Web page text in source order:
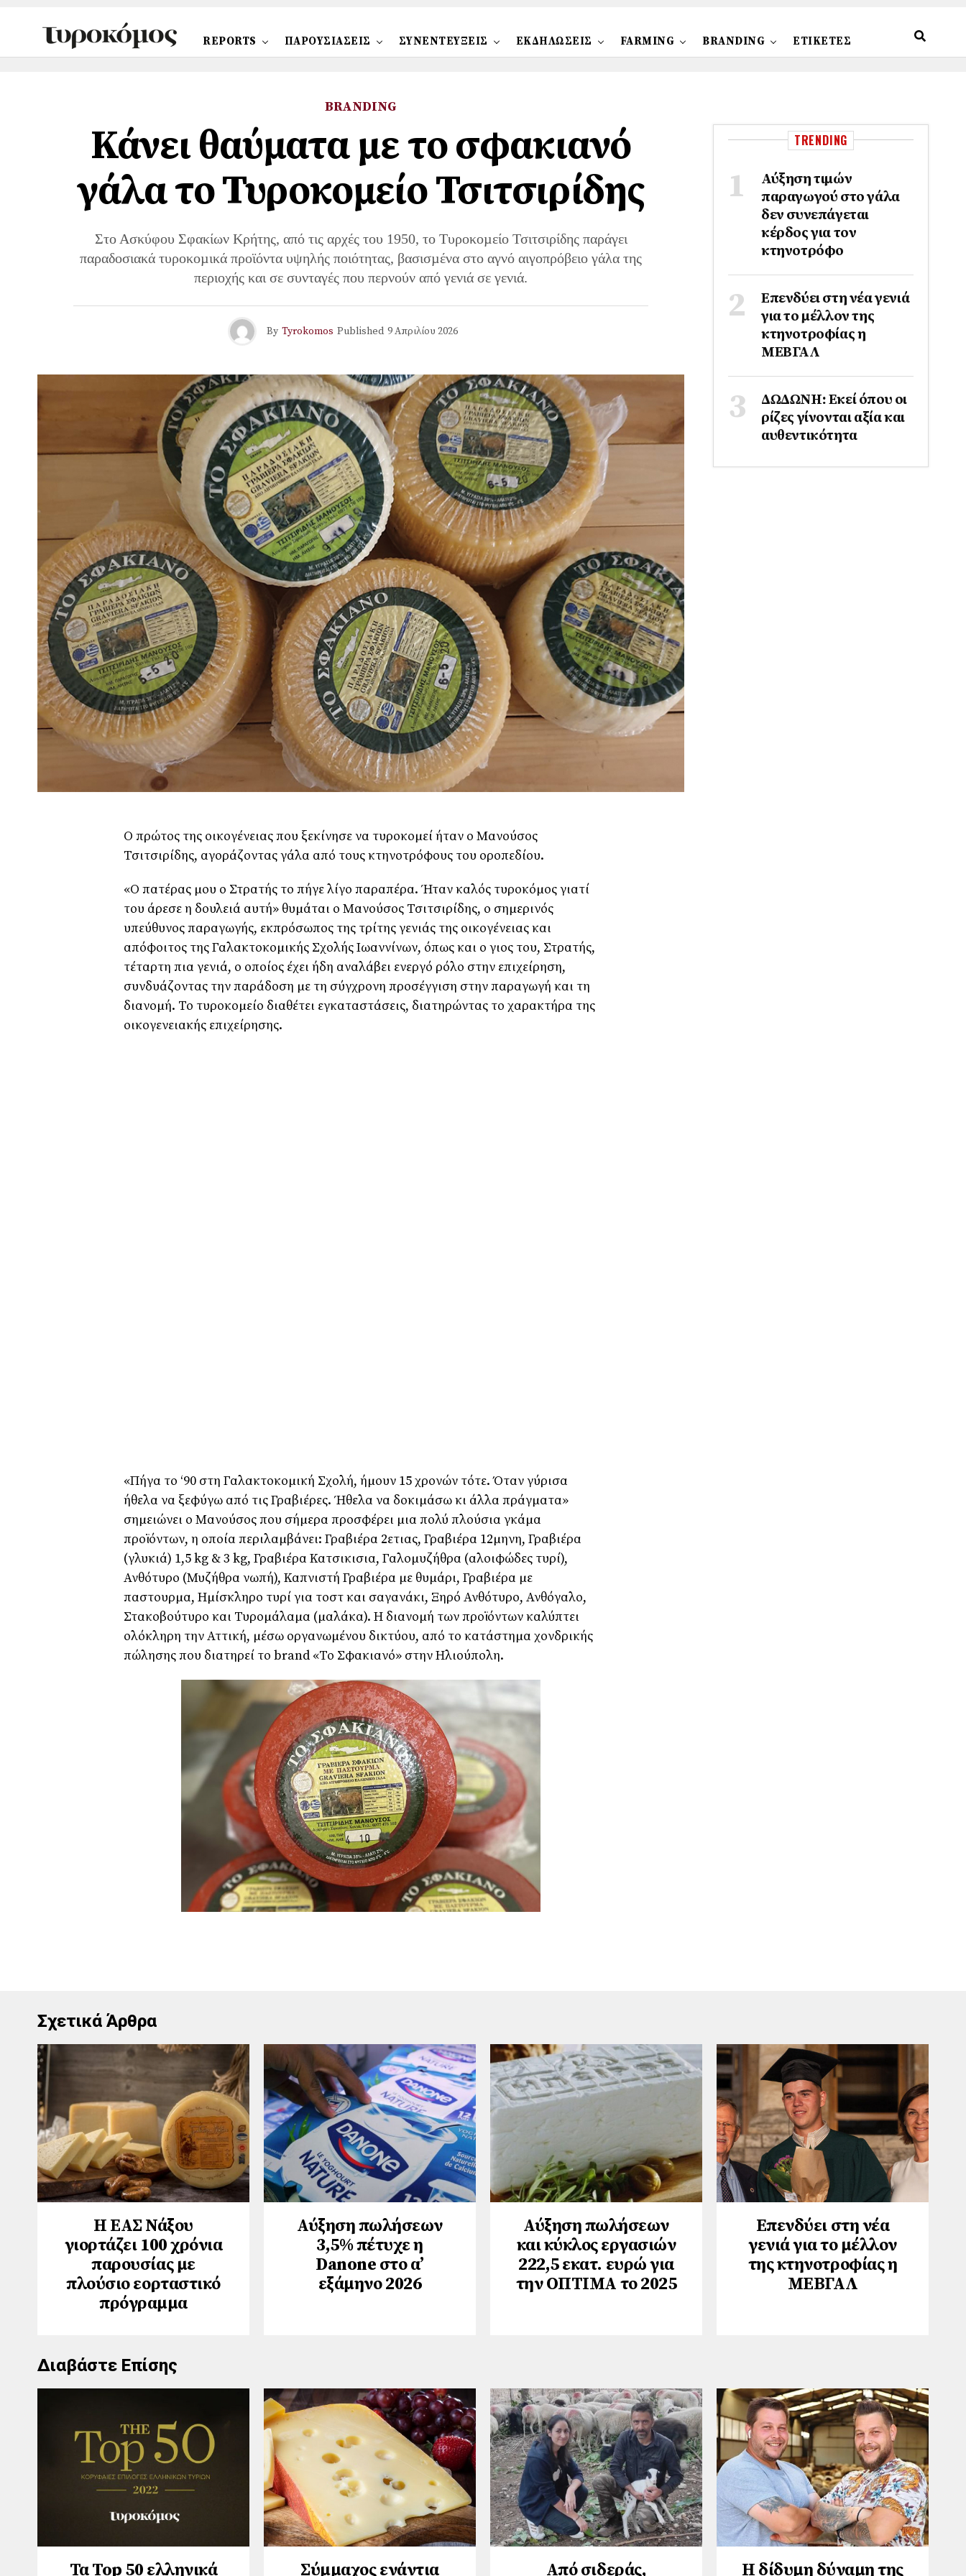
REPORTS ΠΑΡΟΥΣΙΑΣΕΙΣ ΣΥΝΕΝΤΕΥΞΕΙΣ ΕΚΔΗΛΩΣΕΙΣ FARMING BRANDING ΕΤΙΚΕΤΕΣ
BRANDING
Κάνει θαύματα με το σφακιανό
γάλα το Τυροκομείο Τσιτσιρίδης
Στο Ασκύφου Σφακίων Κρήτης, από τις αρχές του 1950, το Τυροκοµείο Τσιτσιρίδης παράγει
παραδοσιακά τυροκοµικά προϊόντα υψηλής ποιότητας, βασισµένα στο αγνό αιγοπρόβειο γάλα της
περιοχής και σε συνταγές που περνούν από γενιά σε γενιά.
By Tyrokomos Published 9 Απριλίου 2026
Ο πρώτος της οικογένειας που ξεκίνησε να τυροκοµεί ήταν ο Mανούσος
Τσιτσιρίδης, αγοράζοντας γάλα από τους κτηνοτρόφους του οροπεδίου.
«Ο πατέρας µου ο Στρατής το πήγε λίγο παραπέρα. Ήταν καλός τυροκόµος γιατί
του άρεσε η δουλειά αυτή» θυµάται ο Μανούσος Τσιτσιρίδης, ο σηµερινός
υπεύθυνος παραγωγής, εκπρόσωπος της τρίτης γενιάς της οικογένειας και
απόφοιτος της Γαλακτοκοµικής Σχολής Ιωαννίνων, όπως και ο γιος του, Στρατής,
τέταρτη πια γενιά, ο οποίος έχει ήδη αναλάβει ενεργό ρόλο στην επιχείρηση,
συνδυάζοντας την παράδοση µε τη σύγχρονη προσέγγιση στην παραγωγή και τη
διανοµή. Το τυροκοµείο διαθέτει εγκαταστάσεις, διατηρώντας το χαρακτήρα της
οικογενειακής επιχείρησης.
«Πήγα το ‘90 στη Γαλακτοκοµική Σχολή, ήµουν 15 χρονών τότε. Όταν γύρισα
ήθελα να ξεφύγω από τις Γραβιέρες. Ήθελα να δοκιµάσω κι άλλα πράγµατα»
σηµειώνει ο Μανούσος που σήµερα προσφέρει µια πολύ πλούσια γκάµα
προϊόντων, η οποία περιλαµβάνει: Γραβιέρα 2ετιας, Γραβιέρα 12µηνη, Γραβιέρα
(γλυκιά) 1,5 kg & 3 kg, Γραβιέρα Κατσικισια, Γαλοµυζήθρα (αλοιφώδες τυρί),
Ανθότυρο (Μυζήθρα νωπή), Καπνιστή Γραβιέρα µε θυµάρι, Γραβιέρα µε
παστουρµα, Ηµίσκληρο τυρί για τοστ και σαγανάκι, Ξηρό Ανθότυρο, Ανθόγαλο,
Στακοβούτυρο και Τυροµάλαµα (µαλάκα). Η διανοµή των προϊόντων καλύπτει
ολόκληρη την Αττική, µέσω οργανωµένου δικτύου, από το κατάστηµα χονδρικής
πώλησης που διατηρεί το brand «Το Σφακιανό» στην Ηλιούπολη.
TRENDING
Αύξηση τιμών
παραγωγού στο γάλα
δεν συνεπάγεται
κέρδος για τον
κτηνοτρόφο
Επενδύει στη νέα γενιά
για το μέλλον της
κτηνοτροφίας η
ΜΕΒΓΑΛ
ΔΩΔΩΝΗ: Εκεί όπου οι
ρίζες γίνονται αξία και
αυθεντικότητα
Σχετικά Άρθρα
Η ΕΑΣ Νάξου
γιορτάζει 100 χρόνια
παρουσίας με
πλούσιο εορταστικό
πρόγραμμα
Αύξηση πωλήσεων
3,5% πέτυχε η
Danone στο α’
εξάμηνο 2026
Αύξηση πωλήσεων
και κύκλος εργασιών
222,5 εκατ. ευρώ για
την ΟΠΤΙΜΑ το 2025
Επενδύει στη νέα
γενιά για το μέλλον
της κτηνοτροφίας η
ΜΕΒΓΑΛ
Διαβάστε Επίσης
Τα Top 50 ελληνικά Σύμμαχος ενάντια Από σιδεράς, Η δίδυμη δύναμη της